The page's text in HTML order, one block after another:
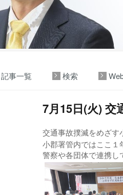
記事一覧 検索
7月15日(火) 交
交通事故撲滅をめざす
小郡署管内ではここ１
警察や各団体で連携し